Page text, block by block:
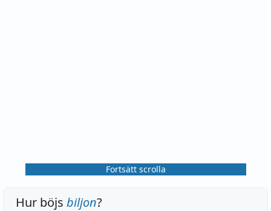
Fortsätt scrolla
Hur böjs biljon?